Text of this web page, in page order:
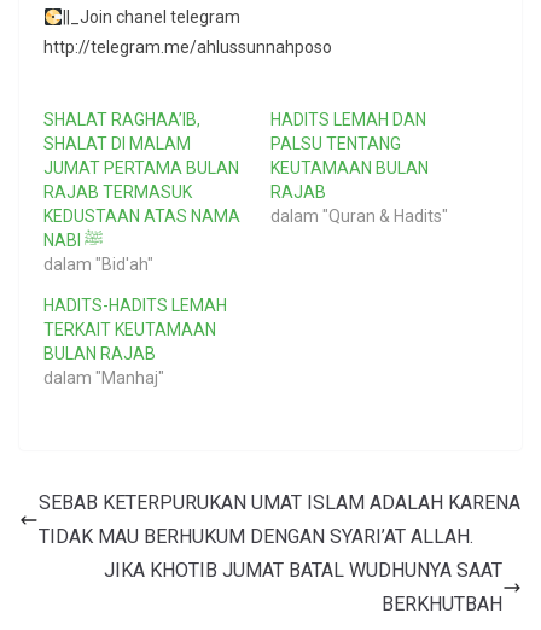
||_Join chanel telegram
http://telegram.me/ahlussunnahposo
SHALAT RAGHAA’IB,
SHALAT DI MALAM
JUMAT PERTAMA BULAN
RAJAB TERMASUK
KEDUSTAAN ATAS NAMA
NABI ﷺ
dalam "Bid'ah"
HADITS LEMAH DAN
PALSU TENTANG
KEUTAMAAN BULAN
RAJAB
dalam "Quran & Hadits"
HADITS-HADITS LEMAH
TERKAIT KEUTAMAAN
BULAN RAJAB
dalam "Manhaj"
SEBAB KETERPURUKAN UMAT ISLAM ADALAH KARENA
TIDAK MAU BERHUKUM DENGAN SYARI’AT ALLAH.
JIKA KHOTIB JUMAT BATAL WUDHUNYA SAAT
BERKHUTBAH